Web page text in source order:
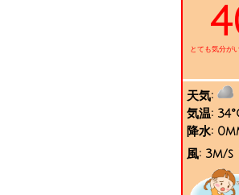
とても気分が
天気:
気温: 34
降水: 0
風: 3m/s